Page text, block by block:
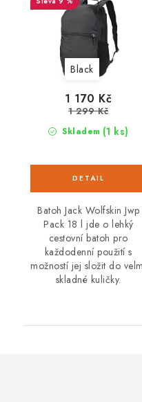
Black
Skladem (1 ks)
1 170 Kč
1 299 Kč
Batoh Jack Wolfskin Jwp
Pack 18 l jde o lehký
cestovní batoh pro
každodenní použití s
možností jej složit do
skladné kuličky.